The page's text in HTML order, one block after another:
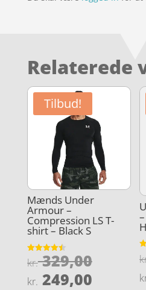
Relaterede
Tilbud!
Mænds Under
Armour –
Compression LS T-
shirt – Black S
Vurderet
4.5
kr.329,00Den
kr. 249,00Den